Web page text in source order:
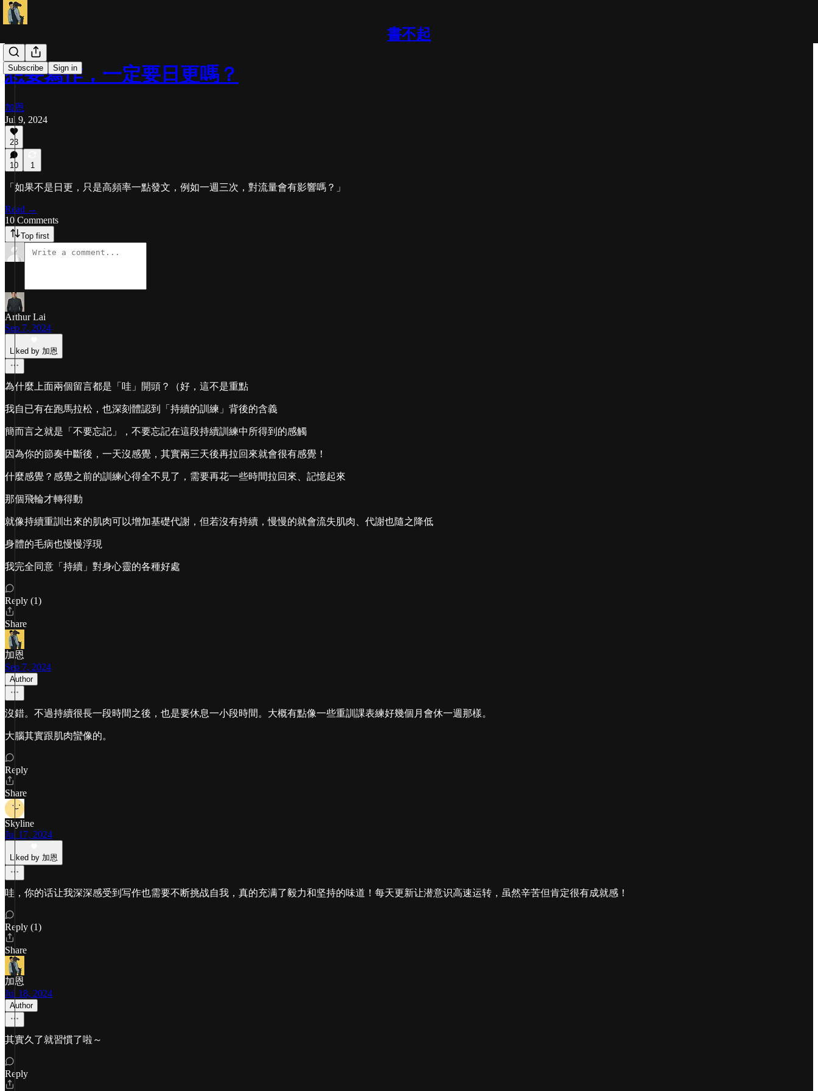
書不起
Subscribe Sign in
想要寫作，一定要日更嗎？
加恩
Jul 9, 2024
23
10 1
「如果不是日更，只是高頻率一點發文，例如一週三次，對流量會有影響嗎？」
Read →
10 Comments
Top first
Arthur Lai
Sep 7, 2024
Liked by 加恩
為什麼上面兩個留言都是「哇」開頭？（好，這不是重點
我自已有在跑馬拉松，也深刻體認到「持續的訓練」背後的含義
簡而言之就是「不要忘記」，不要忘記在這段持續訓練中所得到的感觸
因為你的節奏中斷後，一天沒感覺，其實兩三天後再拉回來就會很有感覺！
什麼感覺？感覺之前的訓練心得全不見了，需要再花一些時間拉回來、記憶起來
那個飛輪才轉得動
就像持續重訓出來的肌肉可以增加基礎代謝，但若沒有持續，慢慢的就會流失肌肉、代謝也隨之降低
身體的毛病也慢慢浮現
我完全同意「持續」對身心靈的各種好處
Reply (1)
Share
加恩
Sep 7, 2024
Author
沒錯。不過持續很長一段時間之後，也是要休息一小段時間。大概有點像一些重訓課表練好幾個月會休一週那樣。
大腦其實跟肌肉蠻像的。
Reply
Share
Skyline
Jul 17, 2024
Liked by 加恩
哇，你的话让我深深感受到写作也需要不断挑战自我，真的充满了毅力和坚持的味道！每天更新让潜意识高速运转，虽然辛苦但肯定很有成就感！
Reply (1)
Share
加恩
Jul 18, 2024
Author
其實久了就習慣了啦～
Reply